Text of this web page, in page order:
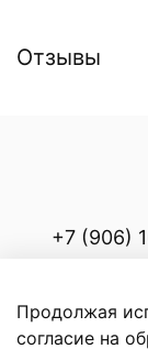
Отзывы
+7 (906)
Продолжая
согласие на